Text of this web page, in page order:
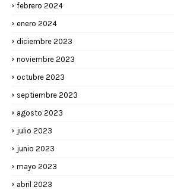
febrero 2024
enero 2024
diciembre 2023
noviembre 2023
octubre 2023
septiembre 2023
agosto 2023
julio 2023
junio 2023
mayo 2023
abril 2023